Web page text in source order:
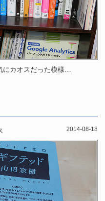
にカオスだった模様…
2014-08-18